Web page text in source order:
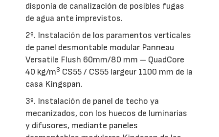
disponía de canalización de posibles fugas
de agua ante imprevistos.
2º. Instalación de los paramentos verticales
de panel desmontable modular Panneau
Versatile Flush 60mm/80 mm – QuadCore
40 kg/m3 CS55 / CS55 largeur 1100 mm de la
casa Kingspan.
3º. Instalación de panel de techo ya
mecanizados, con los huecos de luminarias
y difusores, mediante paneles